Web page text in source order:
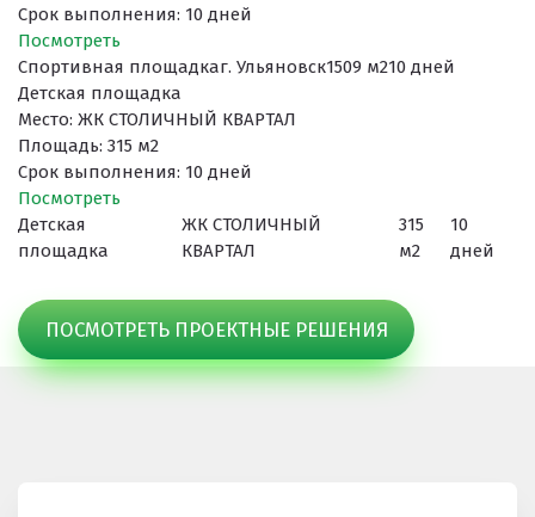
Срок выполнения: 10 дней
Поcмотреть
Спортивная площадкаг. Ульяновск1509 м210 дней
Детская площадка
Место: ЖК СТОЛИЧНЫЙ КВАРТАЛ
Площадь: 315 м2
Срок выполнения: 10 дней
Поcмотреть
Детская
площадка
ЖК СТОЛИЧНЫЙ
КВАРТАЛ
315
м2
10
дней
ПОСМОТРЕТЬ ПРОЕКТНЫЕ РЕШЕНИЯ